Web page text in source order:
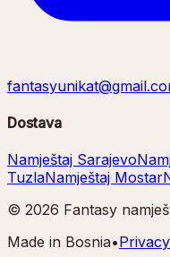
Dostava
Namještaj Sarajevo
TuzlaNamještaj Mostar
© 2026 Fantasy
Made in Bosnia•